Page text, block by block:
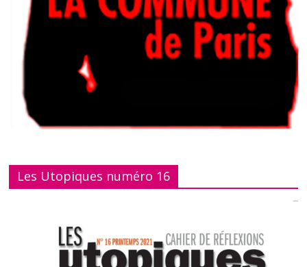
Les Utopiques numéro 16